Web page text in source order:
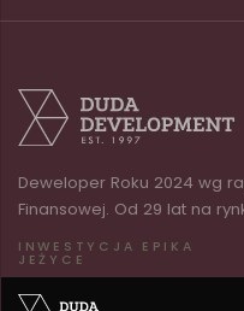
Deweloper Roku 2024 wg
Finansowej. Od 29 lat na
INWESTYCJA EPIKA
JEŻYCE
ul. Kraszewskiego 26